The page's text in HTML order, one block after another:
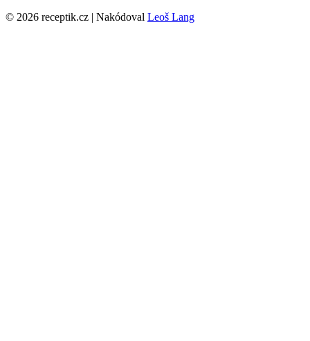
© 2026 receptik.cz | Nakódoval Leoš Lang